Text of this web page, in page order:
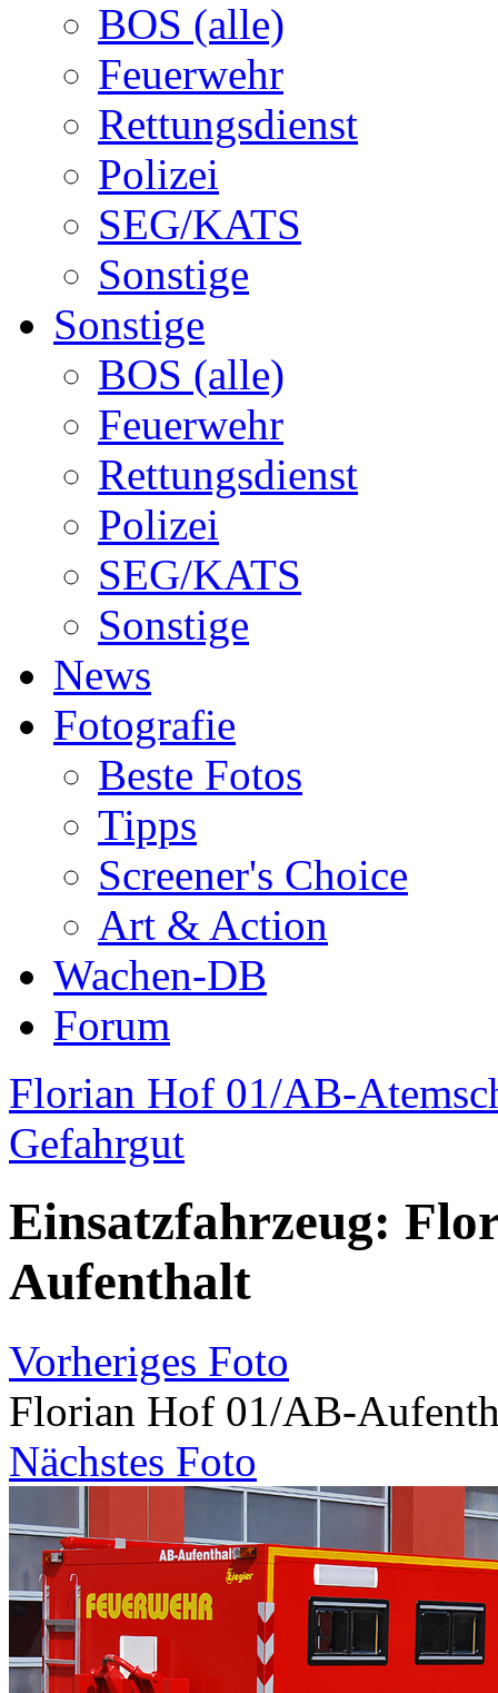
BOS (alle)
Feuerwehr
Rettungsdienst
Polizei
SEG/KATS
Sonstige
Sonstige
BOS (alle)
Feuerwehr
Rettungsdienst
Polizei
SEG/KATS
Sonstige
News
Fotografie
Beste Fotos
Tipps
Screener's Choice
Art & Action
Wachen-DB
Forum
Florian Hof 01/AB-
Gefahrgut
Einsatzfahrzeug:
Aufenthalt
Vorheriges Foto
Florian Hof 01/AB-
Nächstes Foto